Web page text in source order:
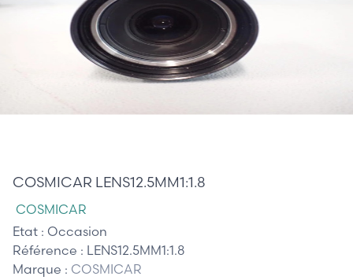
COSMICAR LENS12.5MM1:1.8
COSMICAR
Etat : Occasion
Référence : LENS12.5MM1:1.8
Marque : COSMICAR